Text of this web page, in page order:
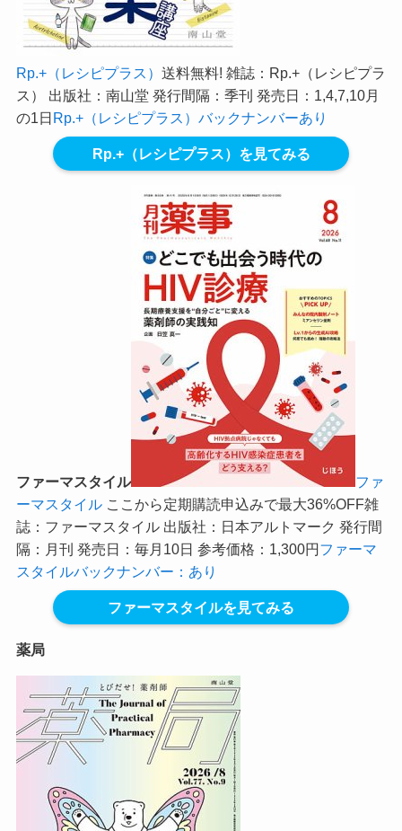
Rp.+（レシピプラス） 送料無料! 雑誌：Rp.+（レシピプラ
ス） 出版社：南山堂 発行間隔：季刊 発売日：1,4,7,10月
の1日Rp.+（レシピプラス）バックナンバーあり
Rp.+（レシピプラス）を見てみる
ファーマスタイル
ファ
ーマスタイル ここから定期購読申込みで最大36%OFF雑
誌：ファーマスタイル 出版社：日本アルトマーク 発行間
隔：月刊 発売日：毎月10日 参考価格：1,300円ファーマ
スタイルバックナンバー：あり
ファーマスタイルを見てみる
薬局